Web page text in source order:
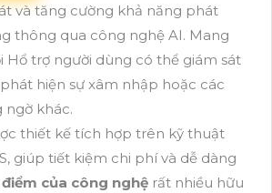
và tăng cường khả năng phát
thông qua công nghệ AI. Mang
Hổ trợ người dùng có thể giám sát
hiện sự xâm nhập hoặc các
ngờ khác.
thiết kế tích hợp trên kỹ thuật
giúp tiết kiệm chi phí và dễ dàng
của công nghệ rất nhiều hữu